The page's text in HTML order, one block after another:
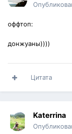
оффтоп:
донжуаны))))
Цитата
Katerrina